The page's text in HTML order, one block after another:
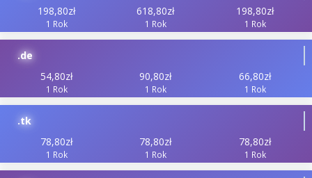
198,80zł
1 Rok
618,80zł
1 Rok
198,80zł
1 Rok
.de
54,80zł
1 Rok
90,80zł
1 Rok
66,80zł
1 Rok
.tk
78,80zł
1 Rok
78,80zł
1 Rok
78,80zł
1 Rok